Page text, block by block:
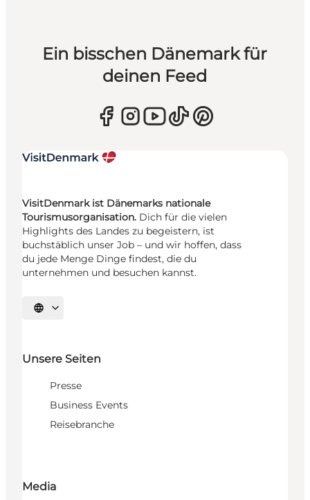
Ein bisschen Dänemark für
deinen Feed
VisitDenmark ist Dänemarks nationale
Tourismusorganisation. Dich für die vielen
Highlights des Landes zu begeistern, ist
buchstäblich unser Job – und wir hoffen, dass
du jede Menge Dinge findest, die du
unternehmen und besuchen kannst.
Sprache auswählen
Unsere Seiten
Presse
Business Events
Reisebranche
Media